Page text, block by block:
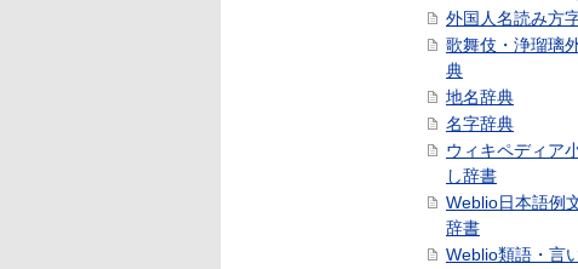
外国人名読み方
歌舞伎・浄瑠璃
典
地名辞典
名字辞典
ウィキペディア
し辞書
Weblio日本語例
辞書
Weblio類語・言